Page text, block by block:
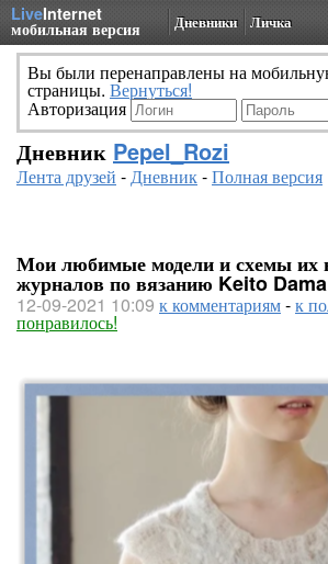
LiveInternet
мобильная версия Дневники Личка
Вы были перенаправлены на
страницы. Вернуться!
Авторизация
Дневник Pepel_Rozi
Лента друзей -Дневник-Полная версия
Мои любимые модели и схемы их
журналов по вязанию Keito Dama
12-09-2021 10:09 к комментариям-к
понравилось!